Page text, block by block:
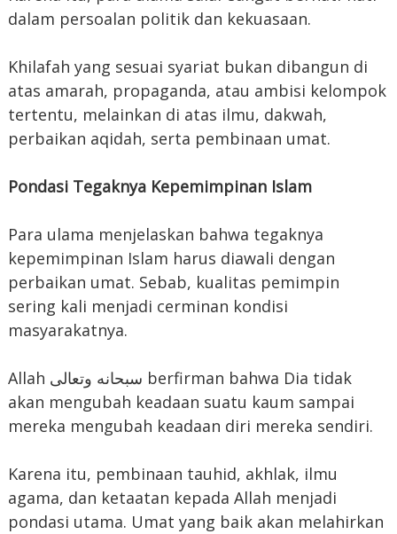
dalam persoalan politik dan kekuasaan.
Khilafah yang sesuai syariat bukan dibangun di
atas amarah, propaganda, atau ambisi kelompok
tertentu, melainkan di atas ilmu, dakwah,
perbaikan aqidah, serta pembinaan umat.
Pondasi Tegaknya Kepemimpinan Islam
Para ulama menjelaskan bahwa tegaknya
kepemimpinan Islam harus diawali dengan
perbaikan umat. Sebab, kualitas pemimpin
sering kali menjadi cerminan kondisi
masyarakatnya.
Allah سبحانه وتعالى berfirman bahwa Dia tidak
akan mengubah keadaan suatu kaum sampai
mereka mengubah keadaan diri mereka sendiri.
Karena itu, pembinaan tauhid, akhlak, ilmu
agama, dan ketaatan kepada Allah menjadi
pondasi utama. Umat yang baik akan melahirkan